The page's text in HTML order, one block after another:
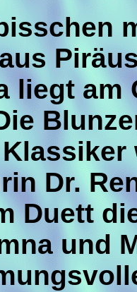
liegt am
Dr.
Duett
und